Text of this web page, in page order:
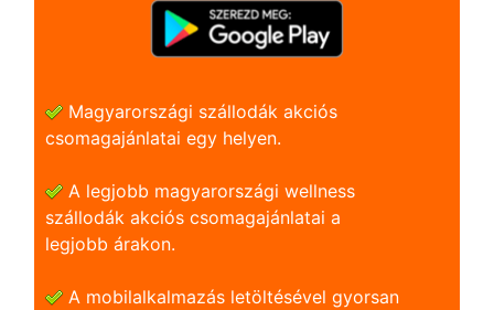
Magyarországi szállodák akciós
csomagajánlatai egy helyen.
A legjobb magyarországi wellness
szállodák akciós csomagajánlatai a
legjobb árakon.
A mobilalkalmazás letöltésével gyorsan